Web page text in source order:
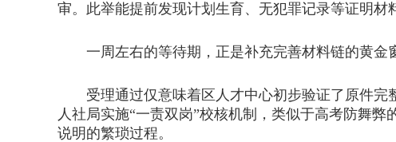
审。此举能提前发现计划生育、无犯罪记录等证明材
一周左右的等待期，正是补充完善材料链的黄金
受理通过仅意味着区人才中心初步验证了原件完
人社局实施“一责双岗”校核机制，类似于高考防舞
说明的繁琐过程。